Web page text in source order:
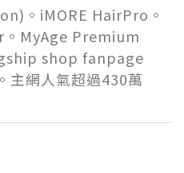
。iMORE HairPro。
MyAge Premium
shop fanpage
網人氣超過430萬